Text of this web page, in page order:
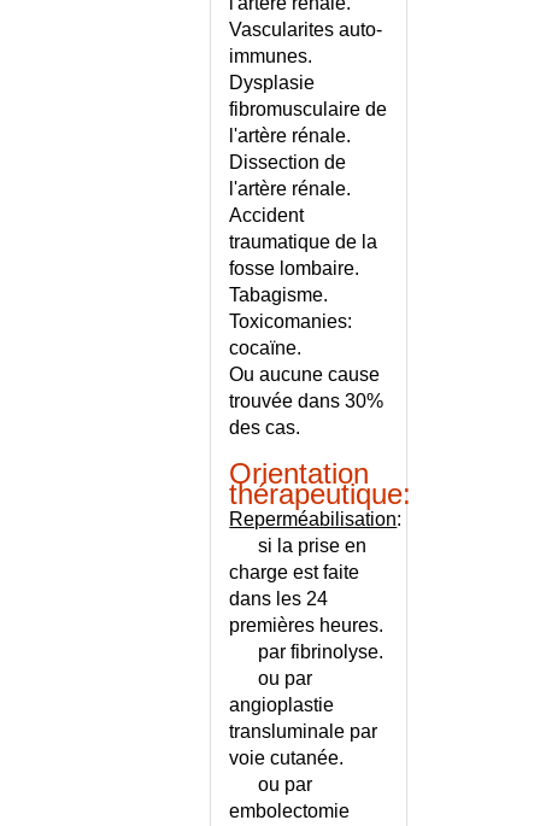
INTERROGATOIRE DE
INTERROGATOIRE DE
INTERROGATOIRE DE LA
INTERRUPTION MEDICALE DE
INTERRUPTION VOLONTAIRE
INTESTIN IRRITABLE
INTESTIN IRRITABLE -
INTOLERANCE AU FRUCTOSE
INTOLERANCE AU LACTOSE
INTOLERANCE AU LACTOSE
OU AUX PROTEINES DU LAIT ?
INTOXICATION AIGUE A LA
INTOXICATION AIGUE PAR
INTOXICATION AIGUE PAR
L'OXYDE DE CARBONE
INTOXICATION CHRONIQUE
INTOXICATION PAR DES
Vascularites auto-
immunes.
Dysplasie
fibromusculaire de
l'artère rénale.
Dissection de
l'artère rénale.
Accident
traumatique de la
fosse lombaire.
Tabagisme.
Toxicomanies:
cocaïne.
Ou aucune cause
trouvée dans 30%
des cas.
Orientation
thérapeutique:
Reperméabilisation:
si la prise en
charge est faite
dans les 24
premières heures.
par fibrinolyse.
ou par
angioplastie
transluminale par
voie cutanée.
ou par
embolectomie